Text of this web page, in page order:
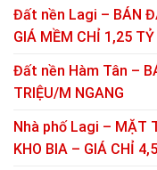
Đất nền Lagi – BÁN
GIÁ MỀM CHỈ 1,25 TỶ
Đất nền Hàm Tân –
TRIỆU/M NGANG
Nhà phố Lagi – MẶT
KHO BIA – GIÁ CHỈ